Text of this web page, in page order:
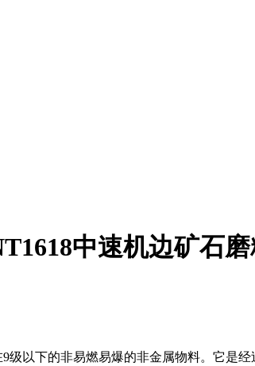
中速机边矿石
以下的非易燃易爆的非金属物料。它是